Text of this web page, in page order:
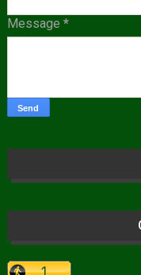
Message *